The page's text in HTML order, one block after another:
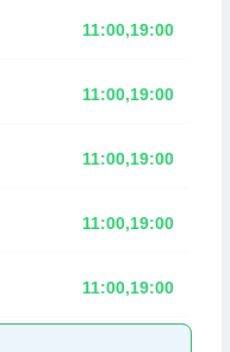
11:00,19:00
11:00,19:00
11:00,19:00
11:00,19:00
11:00,19:00